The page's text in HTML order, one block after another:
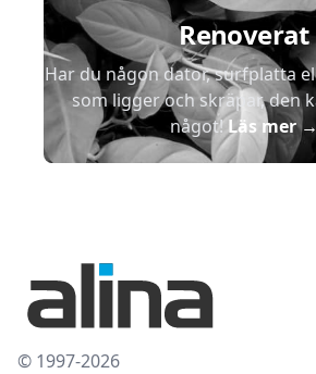
Renoverat
Har du någon dator, surfplatta
som ligger och skräpar, den
något!Läs mer→
© 1997-2026